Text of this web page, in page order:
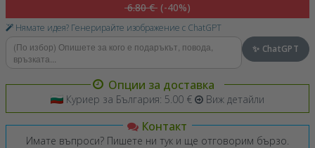
6.80 € (-40%)
Нямате идея? Генерирайте изображение с ChatGPT
✨ ChatGPT
Опции за доставка
Куриер за България: 5.00 € Виж детайли
Контакт
Имате въпроси? Пишете ни тук и ще отговорим бързо.